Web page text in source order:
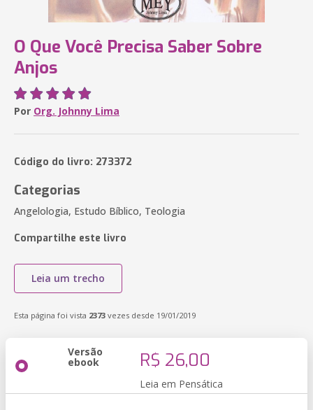
O Que Você Precisa Saber Sobre
Anjos
Por Org. Johnny Lima
Código do livro: 273372
Categorias
Angelologia, Estudo Bíblico, Teologia
Compartilhe este livro
Leia um trecho
Esta página foi vista 2373 vezes desde 19/01/2019
Versão
ebook R$ 26,00
Leia em Pensática